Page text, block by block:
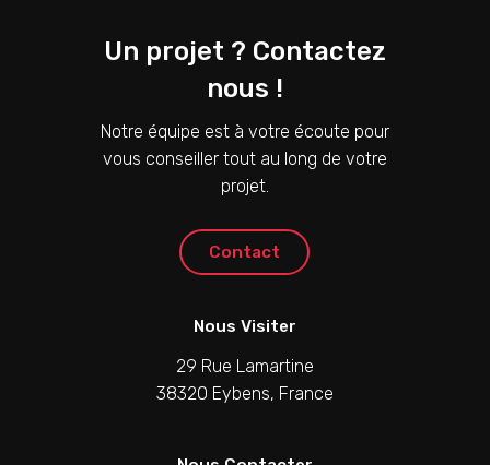
Un projet ? Contactez
nous !
Notre équipe est à votre écoute pour
vous conseiller tout au long de votre
projet.
Contact
Nous Visiter
29 Rue Lamartine
38320 Eybens, France